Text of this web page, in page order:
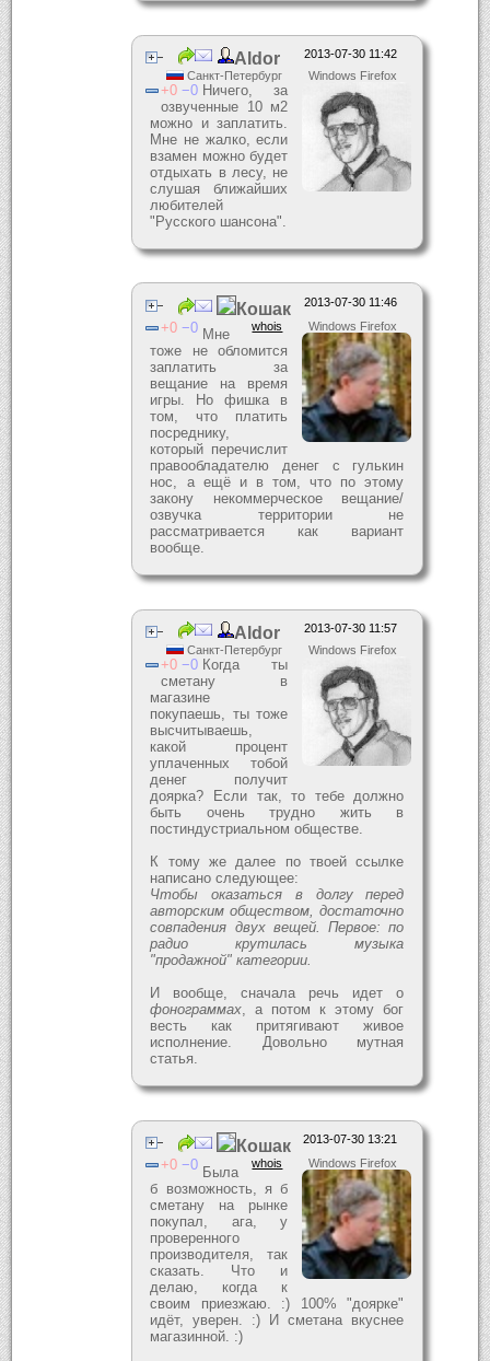
2013-07-30 11:42
Windows Firefox
Санкт-Петербург
0 0
Aldor
Ничего, за
озвученные 10 м2
можно и заплатить.
Мне не жалко, если
взамен можно будет
отдыхать в лесу, не
слушая ближайших
любителей
"Русского шансона".
2013-07-30 11:46
Windows Firefox
whois
0 0
Кошак
Мне
тоже не обломится
заплатить за
вещание на время
игры. Но фишка в
том, что платить
посреднику,
который перечислит
правообладателю денег с гулькин
нос, а ещё и в том, что по этому
закону некоммерческое вещание/
озвучка территории не
рассматривается как вариант
вообще.
2013-07-30 11:57
Windows Firefox
Санкт-Петербург
0 0
Aldor
Когда ты
сметану в
магазине
покупаешь, ты тоже
высчитываешь,
какой процент
уплаченных тобой
денег получит
доярка? Если так, то тебе должно
быть очень трудно жить в
постиндустриальном обществе.
К тому же далее по твоей ссылке
написано следующее:
Чтобы оказаться в долгу перед
авторским обществом, достаточно
совпадения двух вещей. Первое: по
радио крутилась музыка
"продажной" категории.
И вообще, сначала речь идет о
фонограммах, а потом к этому бог
весть как притягивают живое
исполнение. Довольно мутная
статья.
2013-07-30 13:21
Windows Firefox
whois
0 0
Кошак
Была
б возможность, я б
сметану на рынке
покупал, ага, у
проверенного
производителя, так
сказать. Что и
делаю, когда к
своим приезжаю. :) 100% "доярке"
идёт, уверен. :) И сметана вкуснее
магазинной. :)